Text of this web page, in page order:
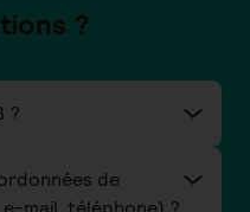
?
?
de